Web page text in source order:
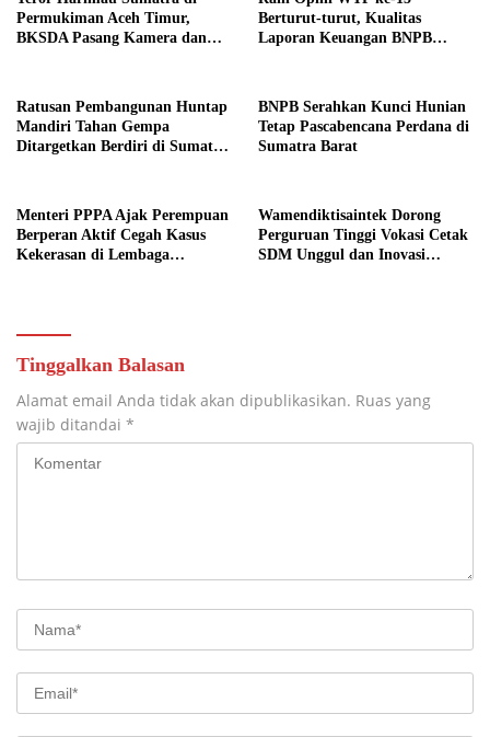
Permukiman Aceh Timur,
BKSDA Pasang Kamera dan
Berturut-turut, Kualitas
Laporan Keuangan BNPB
Ratusan Pembangunan Huntap
Mandiri Tahan Gempa
Ditargetkan Berdiri di Sumatra
BNPB Serahkan Kunci Hunian
Tetap Pascabencana Perdana di
Sumatra Barat
Menteri PPPA Ajak Perempuan
Berperan Aktif Cegah Kasus
Kekerasan di Lembaga
Wamendiktisaintek Dorong
Perguruan Tinggi Vokasi Cetak
SDM Unggul dan Inovasi
Tinggalkan Balasan
Alamat email Anda tidak akan dipublikasikan. Ruas yang
wajib ditandai *